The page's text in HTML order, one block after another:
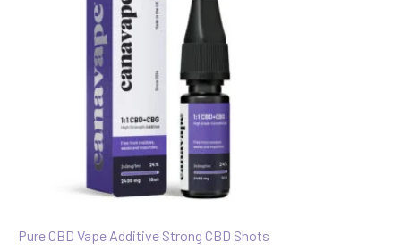
Pure CBD Vape Additive Strong CBD Shots